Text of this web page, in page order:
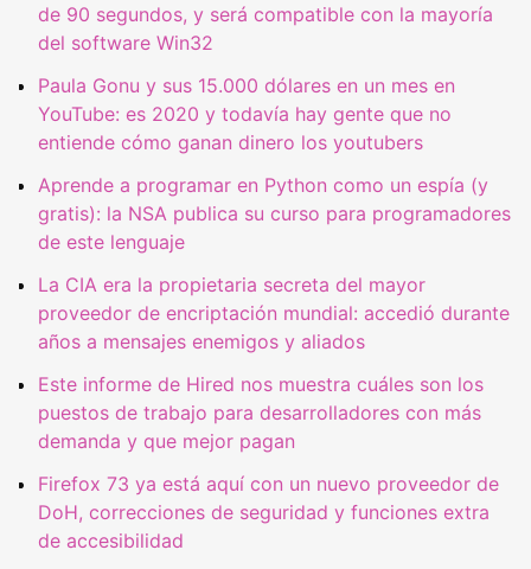
de 90 segundos, y será compatible con la mayoría
del software Win32
Paula Gonu y sus 15.000 dólares en un mes en
YouTube: es 2020 y todavía hay gente que no
entiende cómo ganan dinero los youtubers
Aprende a programar en Python como un espía (y
gratis): la NSA publica su curso para programadores
de este lenguaje
La CIA era la propietaria secreta del mayor
proveedor de encriptación mundial: accedió durante
años a mensajes enemigos y aliados
Este informe de Hired nos muestra cuáles son los
puestos de trabajo para desarrolladores con más
demanda y que mejor pagan
Firefox 73 ya está aquí con un nuevo proveedor de
DoH, correcciones de seguridad y funciones extra
de accesibilidad